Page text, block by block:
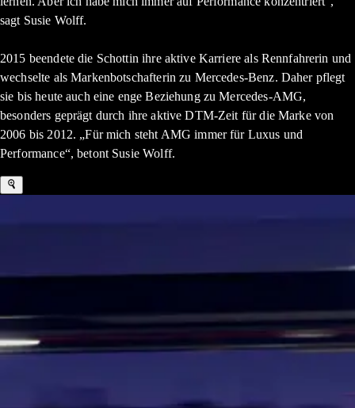
sagt Susie Wolff.
2015 beendete die Schottin ihre aktive Karriere als Rennfahrerin und
wechselte als Markenbotschafterin zu Mercedes-Benz. Daher pflegt
sie bis heute auch eine enge Beziehung zu Mercedes-AMG,
besonders geprägt durch ihre aktive DTM-Zeit für die Marke von
2006 bis 2012. „Für mich steht AMG immer für Luxus und
Performance“, betont Susie Wolff.